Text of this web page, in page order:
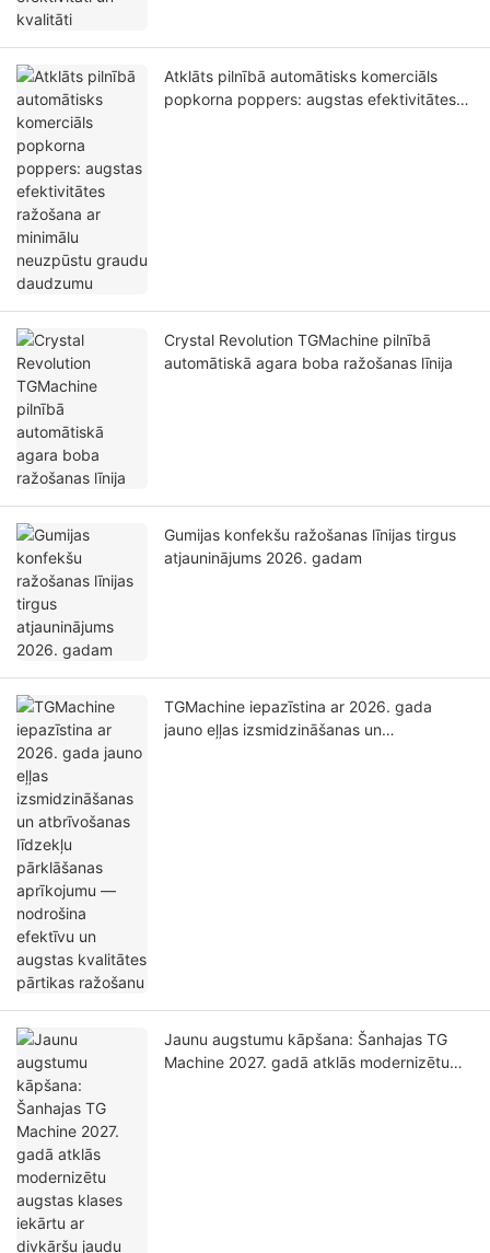
Atklāts pilnībā automātisks komerciāls
popkorna poppers: augstas efektivitātes
Crystal Revolution TGMachine pilnībā
automātiskā agara boba ražošanas līnija
Gumijas konfekšu ražošanas līnijas tirgus
atjauninājums 2026. gadam
TGMachine iepazīstina ar 2026. gada
jauno eļļas izsmidzināšanas un
Jaunu augstumu kāpšana: Šanhajas TG
Machine 2027. gadā atklās modernizētu